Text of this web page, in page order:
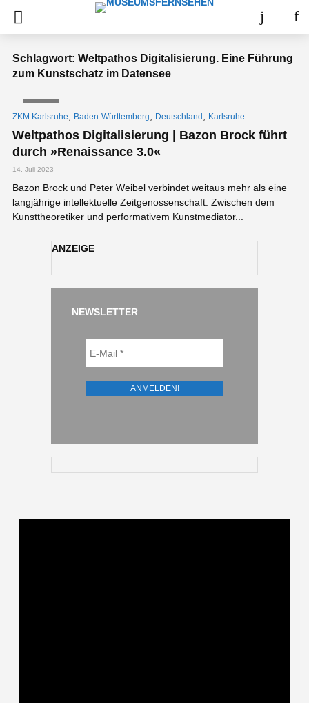
Schlagwort: Weltpathos Digitalisierung. Eine Führung
zum Kunstschatz im Datensee
ZKM Karlsruhe Baden-Württemberg Deutschland Karlsruhe
Weltpathos Digitalisierung | Bazon Brock führt
durch »Renaissance 3.0«
14. Juli 2023
Bazon Brock und Peter Weibel verbindet weitaus mehr als eine
langjährige intellektuelle Zeitgenossenschaft. Zwischen dem
Kunsttheoretiker und performativem Kunstmediator...
ANZEIGE
NEWSLETTER